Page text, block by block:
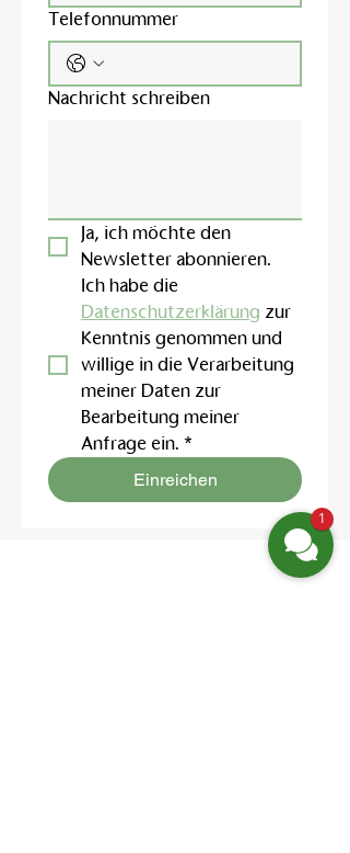
Telefonnummer
Nachricht schreiben
Ja, ich möchte den
Newsletter abonnieren.
Datenschutzerklärung zur
Kenntnis genommen und
willige in die Verarbeitung
meiner Daten zur
Bearbeitung meiner
Anfrage ein. *
Einreichen
1